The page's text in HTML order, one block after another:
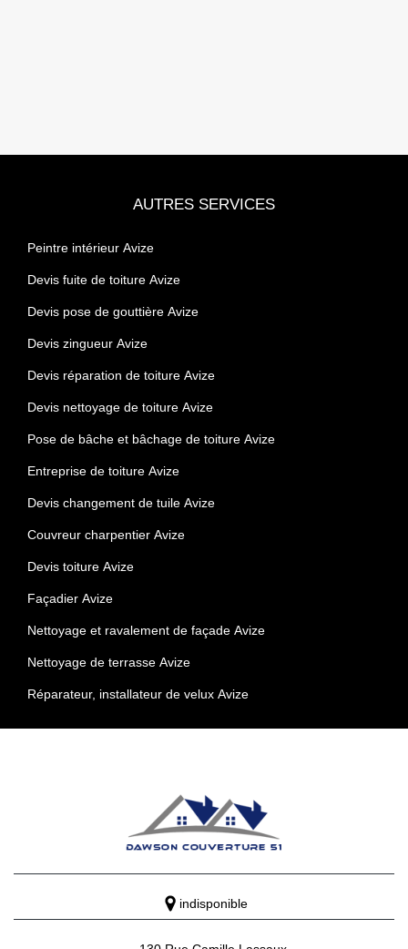
AUTRES SERVICES
Peintre intérieur Avize
Devis fuite de toiture Avize
Devis pose de gouttière Avize
Devis zingueur Avize
Devis réparation de toiture Avize
Devis nettoyage de toiture Avize
Pose de bâche et bâchage de toiture Avize
Entreprise de toiture Avize
Devis changement de tuile Avize
Couvreur charpentier Avize
Devis toiture Avize
Façadier Avize
Nettoyage et ravalement de façade Avize
Nettoyage de terrasse Avize
Réparateur, installateur de velux Avize
indisponible